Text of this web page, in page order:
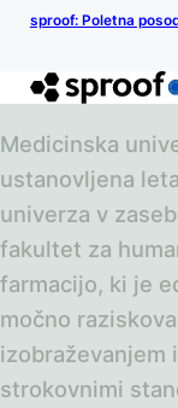
sproof: Poletna
Medicinska
ustanovljena
univerza v
fakultet za
farmacijo, ki je
močno
izobraževanjem
strokovnimi